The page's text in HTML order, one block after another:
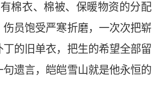
棉衣、棉被、保暖物资的分配
员饱受严寒折磨，一次次把崭
的旧单衣，把生的希望全部留
遗言，皑皑雪山就是他永恒的